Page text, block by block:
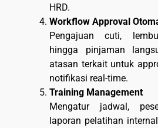
HRD.
Workflow Approval
Pengajuan cuti,
hingga pinjaman
atasan terkait untuk
notifikasi real-time.
Training Management
Mengatur jadwal,
laporan pelatihan